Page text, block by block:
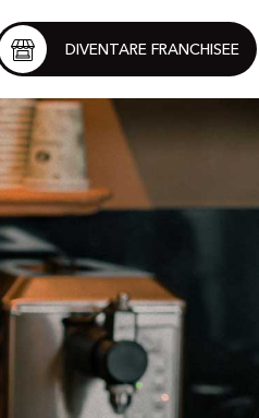
DIVENTARE FRANCHISEE